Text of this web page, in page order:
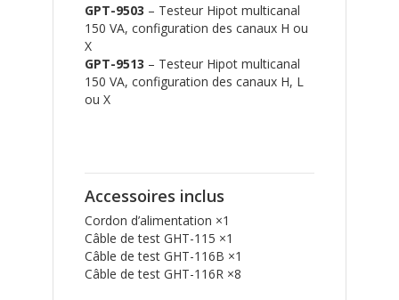
GPT-9503 – Testeur Hipot multicanal
150 VA, configuration des canaux H ou
X
GPT-9513 – Testeur Hipot multicanal
150 VA, configuration des canaux H, L
ou X
Accessoires inclus
Cordon d’alimentation ×1
Câble de test GHT-115 ×1
Câble de test GHT-116B ×1
Câble de test GHT-116R ×8